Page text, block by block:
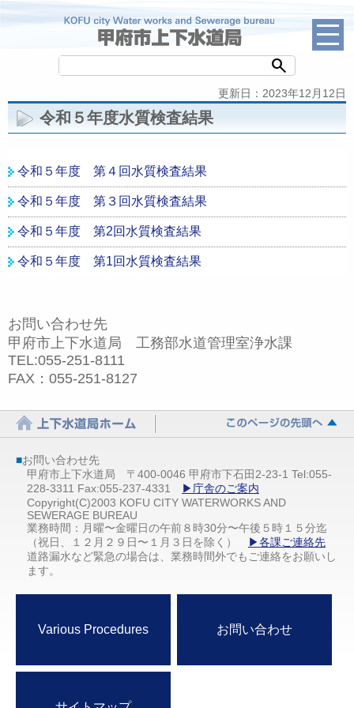
search
更新日：2023年12月12日
令和５年度水質検査結果
令和５年度 第４回水質検査結果
令和５年度 第３回水質検査結果
令和５年度 第2回水質検査結果
令和５年度 第1回水質検査結果
お問い合わせ先
甲府市上下水道局 工務部水道管理室浄水課
TEL:055-251-8111
FAX：055-251-8127
■お問い合わせ先
甲府市上下水道局 〒400-0046 甲府市下石田2-23-1 Tel:055-
228-3311 Fax:055-237-4331
▶庁舎のご案内
Copyright(C)2003 KOFU CITY WATERWORKS AND
SEWERAGE BUREAU
業務時間：月曜〜金曜日の午前８時30分〜午後５時１５分迄
（祝日、１２月２９日〜１月３日を除く）
▶各課ご連絡先
道路漏水など緊急の場合は、業務時間外でもご連絡をお願いし
ます。
Various Procedures お問い合わせ